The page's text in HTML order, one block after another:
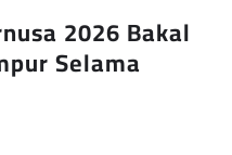
2026 Bakal
Selama